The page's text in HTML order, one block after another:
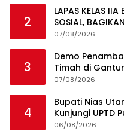
2
LAPAS KELAS
SOSIAL,
MASYARAKAT
07/08/2026
3
Demo
Timah di
Niaga Timah
07/08/2026
4
Bupati Nias
Kunjungi UPTD
06/08/2026